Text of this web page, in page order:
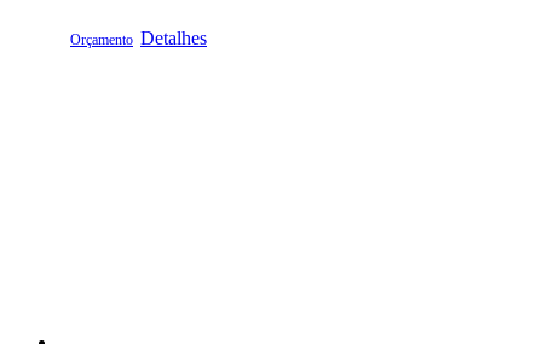
Orçamento Detalhes